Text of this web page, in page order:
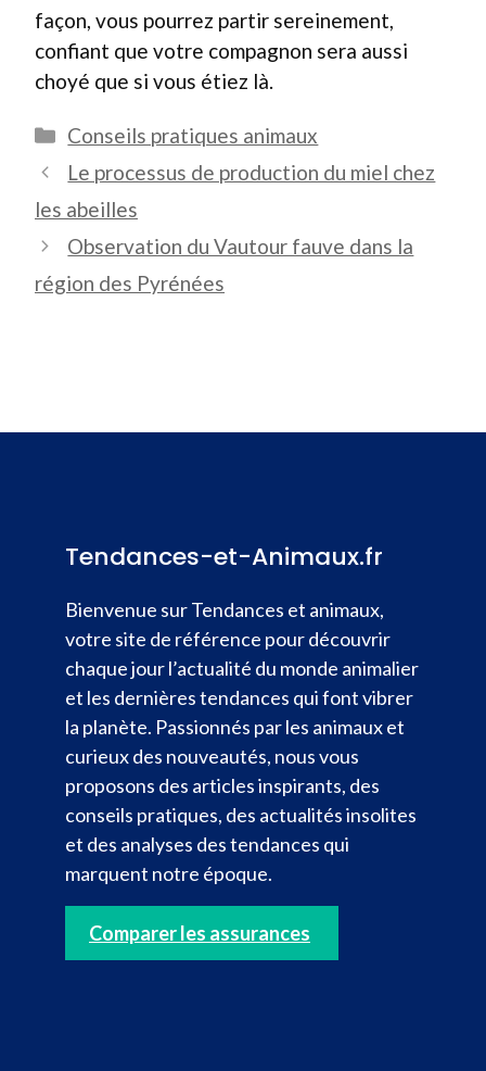
façon, vous pourrez partir sereinement,
confiant que votre compagnon sera aussi
choyé que si vous étiez là.
Catégories
Conseils pratiques animaux
Le processus de production du miel chez
les abeilles
Observation du Vautour fauve dans la
région des Pyrénées
Tendances-et-Animaux.fr
Bienvenue sur Tendances et animaux,
votre site de référence pour découvrir
chaque jour l’actualité du monde animalier
et les dernières tendances qui font vibrer
la planète. Passionnés par les animaux et
curieux des nouveautés, nous vous
proposons des articles inspirants, des
conseils pratiques, des actualités insolites
et des analyses des tendances qui
marquent notre époque.
Comparer les assurances